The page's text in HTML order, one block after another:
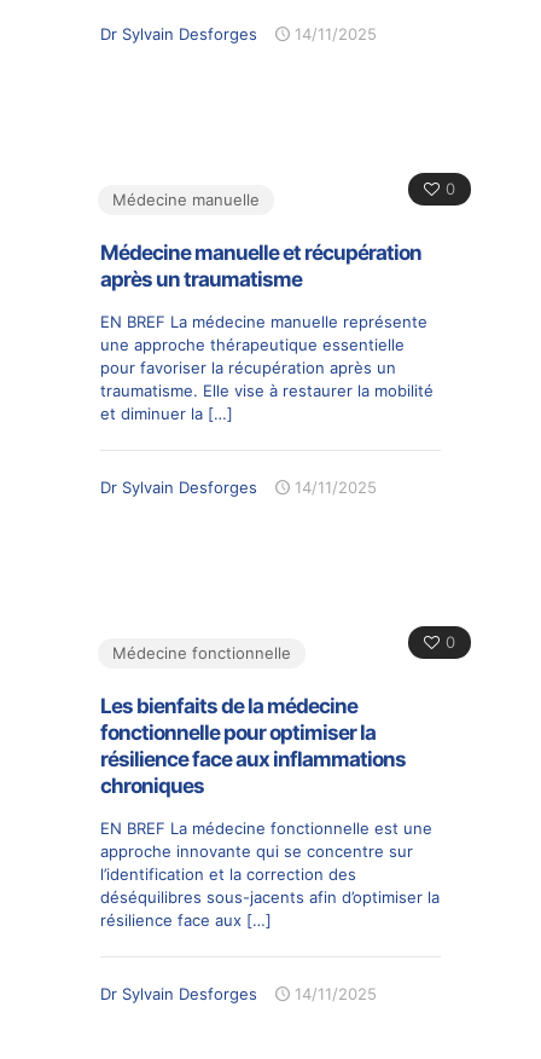
Dr Sylvain Desforges 14/11/2025
0
Médecine manuelle
Médecine manuelle et récupération
après un traumatisme
EN BREF La médecine manuelle représente
une approche thérapeutique essentielle
pour favoriser la récupération après un
traumatisme. Elle vise à restaurer la mobilité
et diminuer la […]
Dr Sylvain Desforges 14/11/2025
0
Médecine fonctionnelle
Les bienfaits de la médecine
fonctionnelle pour optimiser la
résilience face aux inflammations
chroniques
EN BREF La médecine fonctionnelle est une
approche innovante qui se concentre sur
l’identification et la correction des
déséquilibres sous-jacents afin d’optimiser la
résilience face aux […]
Dr Sylvain Desforges 14/11/2025